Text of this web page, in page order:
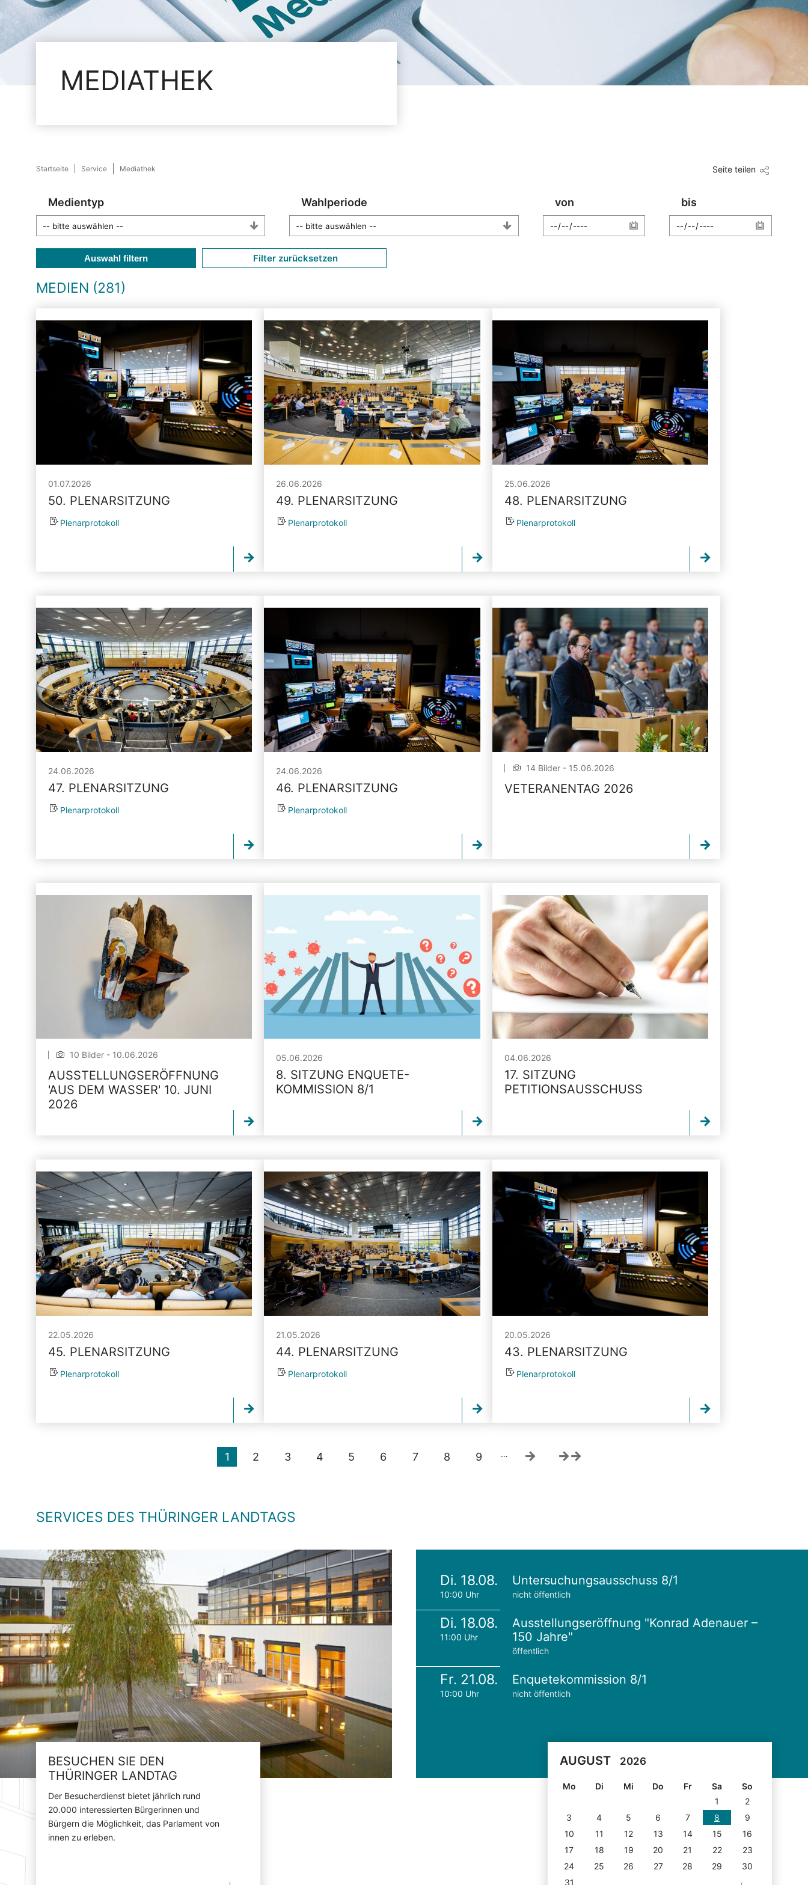
MEDIATHEK
Startseite Service Mediathek Seite teilen
Medientyp Wahlperiode von bis
Auswahl filtern Filter zurücksetzen
MEDIEN (281)
01.07.2026
50. PLENARSITZUNG
Plenarprotokoll
26.06.2026
49. PLENARSITZUNG
Plenarprotokoll
25.06.2026
48. PLENARSITZUNG
Plenarprotokoll
24.06.2026
47. PLENARSITZUNG
Plenarprotokoll
24.06.2026
46. PLENARSITZUNG
Plenarprotokoll
14 Bilder - 15.06.2026
VETERANENTAG 2026
10 Bilder - 10.06.2026
AUSSTELLUNGSERÖFFNUNG
'AUS DEM WASSER' 10. JUNI
2026
05.06.2026
8. SITZUNG ENQUETE-
KOMMISSION 8/1
04.06.2026
17. SITZUNG
PETITIONSAUSSCHUSS
22.05.2026
45. PLENARSITZUNG
Plenarprotokoll
21.05.2026
44. PLENARSITZUNG
Plenarprotokoll
20.05.2026
43. PLENARSITZUNG
Plenarprotokoll
1 2 3 4 5 6 7 8 9 …
SERVICES DES THÜRINGER LANDTAGS
BESUCHEN SIE DEN
THÜRINGER LANDTAG
Der Besucherdienst bietet jährlich rund
20.000 interessierten Bürgerinnen und
Bürgern die Möglichkeit, das Parlament von
innen zu erleben.
Di. 18.08.
10:00 Uhr
Untersuchungsausschuss 8/1
nicht öffentlich
Di. 18.08.
11:00 Uhr
Ausstellungseröffnung "Konrad Adenauer –
150 Jahre"
öffentlich
Fr. 21.08.
10:00 Uhr
Enquetekommission 8/1
nicht öffentlich
AUGUST 2026
Mo Di Mi Do Fr Sa
So
1
2
3
4 5 6 7 8
9
10
11 12 13 14 15
16
17
18 19 20 21 22
23
24
25 26 27 28 29
30
31